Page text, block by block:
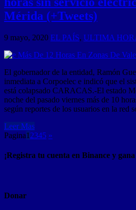
Mérida (+Tweets)
9 mayo, 2020 EL PAÍS, ULTIMA
El gobernador de la entidad, Ramón
inmediata a Corpoelec e indicó que el
está colapsado CARACAS.-El estado
noche del pasado viernes más de 10
según reportes de los usuarios en la red
Leer Mas
Pagina1 2345 »
¡Registra tu cuenta en Binance y
Donar